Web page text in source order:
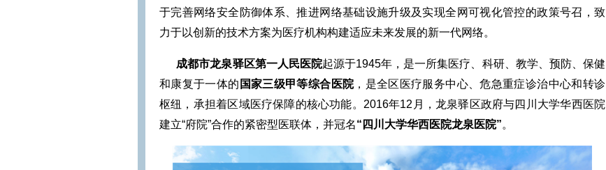
于完善网络安全防御体系、推进网络基础设施升级及实现全网可视化管控的政策号召，致
力于以创新的技术方案为医疗机构构建适应未来发展的新一代网络。
成都市龙泉驿区第一人民医院起源于1945年，是一所集医疗、科研、教学、预防、保健
和康复于一体的 国家三级甲等综合医院，是全区医疗服务中心、危急重症诊治中心和转诊
枢纽，承担着区域医疗保障的核心功能。2016年12月，龙泉驿区政府与四川大学华西医院
建立“府院”合作的紧密型医联体，并冠名“四川大学华西医院龙泉医院”。